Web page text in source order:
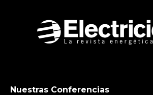
Nuestras Conferencias